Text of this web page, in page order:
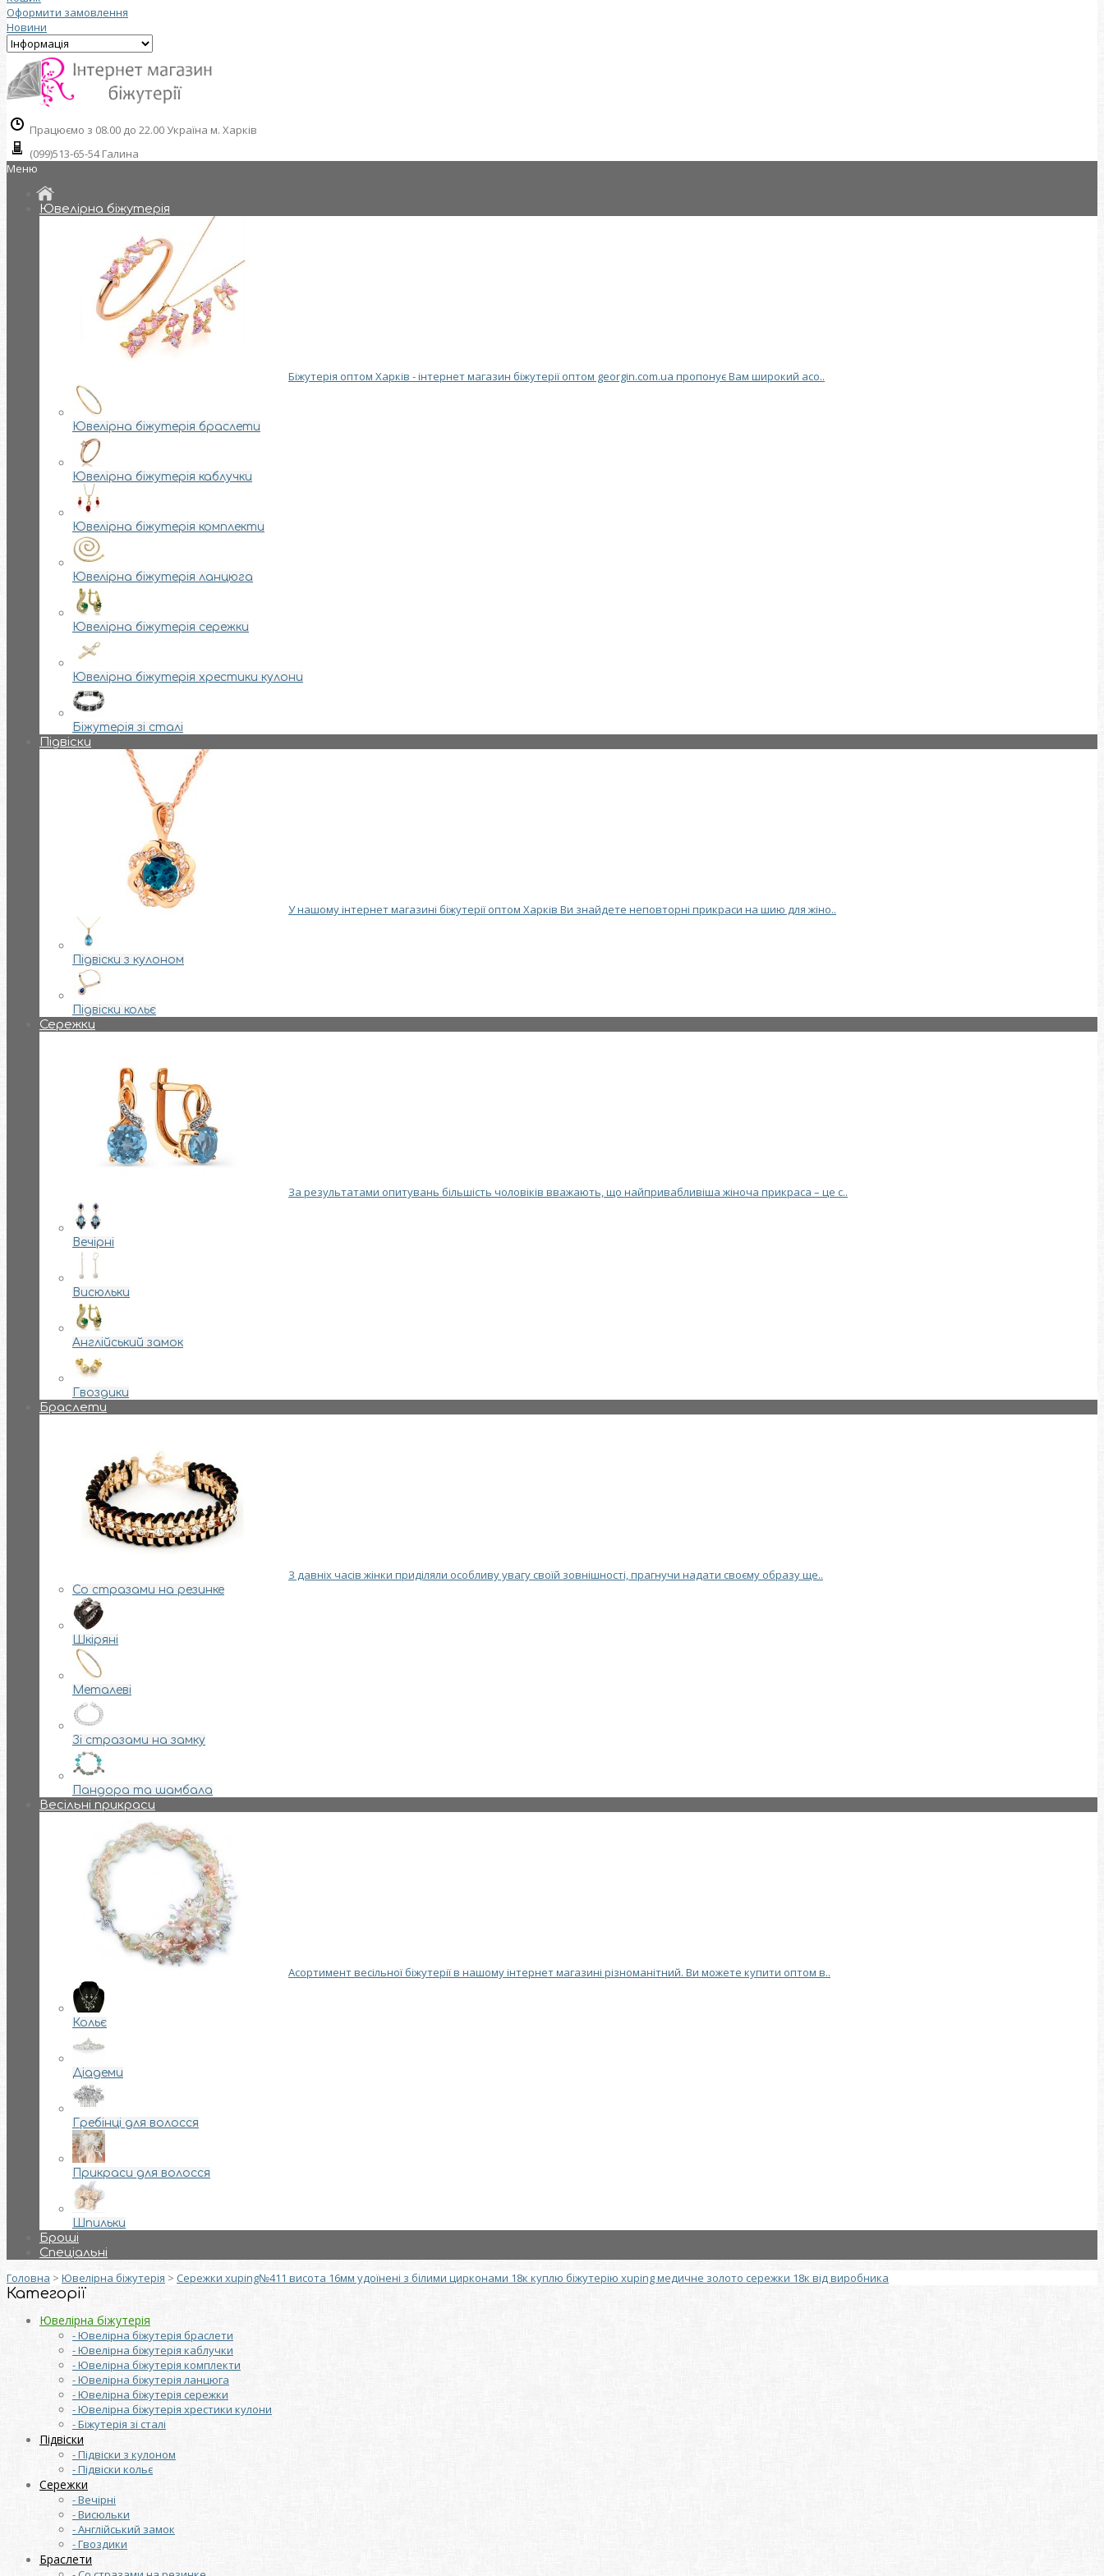
Оформити замовлення
Новини
Працюємо з 08.00 до 22.00 Україна м. Харків
(099)513-65-54 Галина
Меню
Ювелірна біжутерія
Біжутерія оптом Харків - інтернет магазин біжутерії оптом georgin.com.ua пропонує Вам широкий асо..
Ювелірна біжутерія браслети
Ювелірна біжутерія каблучки
Ювелірна біжутерія комплекти
Ювелірна біжутерія ланцюга
Ювелірна біжутерія сережки
Ювелірна біжутерія хрестики кулони
Біжутерія зі сталі
Підвіски
У нашому інтернет магазині біжутерії оптом Харків Ви знайдете неповторні прикраси на шию для жіно..
Підвіски з кулоном
Підвіски кольє
Сережки
За результатами опитувань більшість чоловіків вважають, що найпривабливіша жіноча прикраса – це с..
Вечірні
Висюльки
Англійський замок
Гвоздики
Браслети
З давніх часів жінки приділяли особливу увагу своїй зовнішності, прагнучи надати своєму образу ще..
Со стразами на резинке
Шкіряні
Металеві
Зі стразами на замку
Пандора та шамбала
Весільні прикраси
Асортимент весільної біжутерії в нашому інтернет магазині різноманітний. Ви можете купити оптом в..
Кольє
Діадеми
Гребінці для волосся
Прикраси для волосся
Шпильки
Броші
Спеціальні
Головна > Ювелірна біжутерія > Сережки xuping№411 висота 16мм удоїнені з білими цирконами 18к куплю біжутерію xuping медичне золото сережки 18к від виробника
Категорії
Ювелірна біжутерія
- Ювелірна біжутерія браслети
- Ювелірна біжутерія каблучки
- Ювелірна біжутерія комплекти
- Ювелірна біжутерія ланцюга
- Ювелірна біжутерія сережки
- Ювелірна біжутерія хрестики кулони
- Біжутерія зі сталі
Підвіски
- Підвіски з кулоном
- Підвіски кольє
Сережки
- Вечірні
- Висюльки
- Англійський замок
- Гвоздики
Браслети